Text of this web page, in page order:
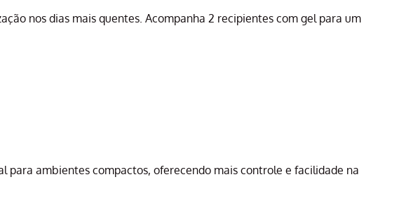
nos dias mais quentes. Acompanha 2 recipientes com gel para um
para ambientes compactos, oferecendo mais controle e facilidade na